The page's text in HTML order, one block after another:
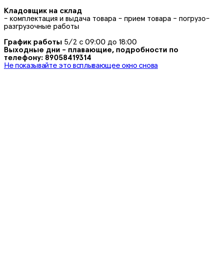
Кладовщик на склад
- комплектация и выдача товара - прием товара - погрузо-
разгрузочные работы
График работы 5/2 с 09:00 до 18:00
Выходные дни - плавающие, подробности по
телефону: 89058419314
Не показывайте это всплывающее окно снова